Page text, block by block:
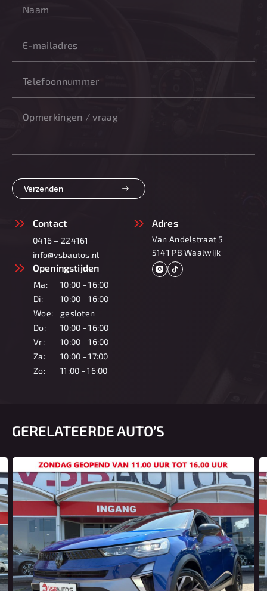
Verzenden
Contact
0416 – 224161
info@vsbautos.nl
Adres
Van Andelstraat 5
5141 PB Waalwijk
Openingstijden
Ma:
10:00 - 16:00
Di:
10:00 - 16:00
Woe:
gesloten
Do:
10:00 - 16:00
Vr:
10:00 - 16:00
Za:
10:00 - 17:00
Zo:
11:00 - 16:00
GERELATEERDE AUTO’S